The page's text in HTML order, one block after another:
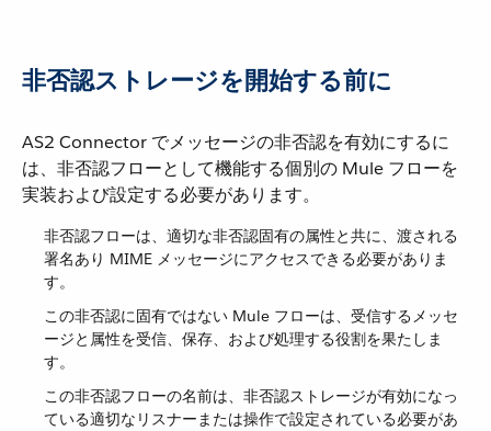
非否認ストレージを開始する前に
AS2 Connector でメッセージの非否認を有効にするに
は、非否認フローとして機能する個別の Mule フローを
実装および設定する必要があります。
非否認フローは、適切な非否認固有の属性と共に、渡される
署名あり MIME メッセージにアクセスできる必要がありま
す。
この非否認に固有ではない Mule フローは、受信するメッセ
ージと属性を受信、保存、および処理する役割を果たしま
す。
この非否認フローの名前は、非否認ストレージが有効になっ
ている適切なリスナーまたは操作で設定されている必要があ